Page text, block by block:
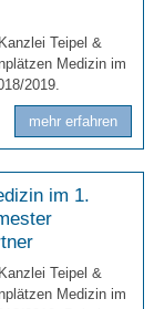
Teipel &
Medizin im
2019.
mehr erfahren
im 1.
Teipel &
Medizin im